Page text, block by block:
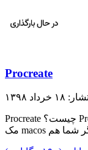
Procreate
۱۸ خرداد ۱۳۹۸
Procreate چیست؟ Procreate یکی از برنامه های مطرح طراحی برای